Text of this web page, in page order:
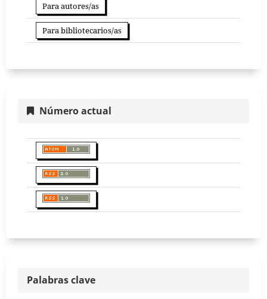
Para autores/as
Para bibliotecarios/as
Número actual
Palabras clave